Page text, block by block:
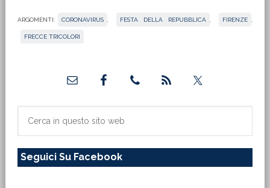
ARGOMENTI: CORONAVIRUS FESTA DELLA REPUBBLICA FIRENZE
FRECCE TRICOLORI
primaria
sito
Seguici Su Facebook